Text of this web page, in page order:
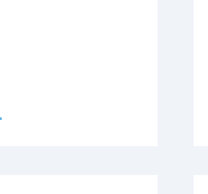
Lire la suite